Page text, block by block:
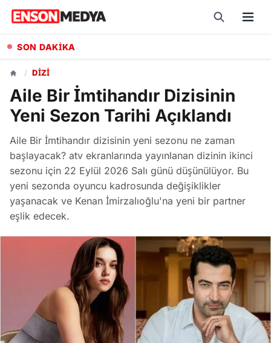
SON DAKİKA
/ DIZI
Aile Bir İmtihandır Dizisinin
Yeni Sezon Tarihi Açıklandı
Aile Bir İmtihandır dizisinin yeni sezonu ne zaman
başlayacak? atv ekranlarında yayınlanan dizinin ikinci
sezonu için 22 Eylül 2026 Salı günü düşünülüyor. Bu
yeni sezonda oyuncu kadrosunda değişiklikler
yaşanacak ve Kenan İmirzalıoğlu'na yeni bir partner
eşlik edecek.